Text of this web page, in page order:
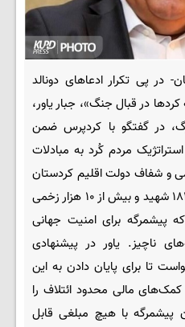
در پی تکرار ادعاهای دونالد
در قبال جنگ»، جبار یاور،
در گفتگو با کردپرس ضمن
مردم کُرد به مبادلات
و شفاف دولت اقلیم کردستان
شد. وی با ارائه آمار دقیقی از ۱۸۱۰ شهید و بیش از ۱۰ هزار زخمی
پیشمرگه برای امنیت جهانی
ناچیز. یاور در پیشنهادی
تا برای پایان دادن به این
مالی محدود ائتلاف را
با هیچ مبلغی قابل